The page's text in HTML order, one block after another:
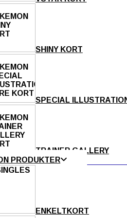
SHINY KORT
SPECIAL
TRAINER GALLERY
PRODUKTER
ENKELTKORT